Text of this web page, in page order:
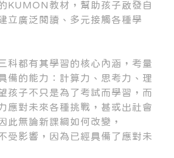
KUMON教材，幫助孩子啟發自
立廣泛閱讀、多元接觸各種學
科都有其學習的核心內涵，考量
備的能力：計算力、思考力、理
孩子不只是為了考試而學習，而
應對未來各種挑戰，甚或出社會
此無論新課綱如何改變，
受影響，因為已經具備了應對未